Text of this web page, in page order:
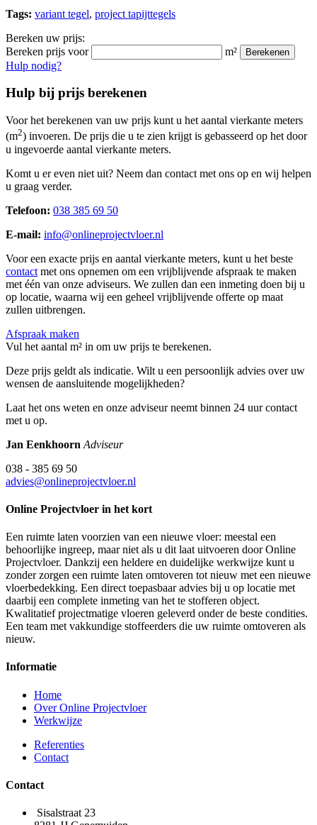
Tags: variant tegel, project tapijttegels
Bereken uw prijs:
Bereken prijs voor
m² Berekenen
Hulp nodig?
Hulp bij prijs berekenen
Voor het berekenen van uw prijs kunt u het aantal vierkante meters
(m2) invoeren. De prijs die u te zien krijgt is gebasseerd op het door
u ingevoerde aantal vierkante meters.
Komt u er even niet uit? Neem dan contact met ons op en wij helpen
u graag verder.
Telefoon: 038 385 69 50
E-mail: info@onlineprojectvloer.nl
Voor een exacte prijs en aantal vierkante meters, kunt u het beste
contact met ons opnemen om een vrijblijvende afspraak te maken
met één van onze adviseurs. We zullen dan een inmeting doen bij u
op locatie, waarna wij een geheel vrijblijvende offerte op maat
zullen uitbrengen.
Afspraak maken
Vul het aantal m² in om uw prijs te berekenen.
Deze prijs geldt als indicatie. Wilt u een persoonlijk advies over uw
wensen de aansluitende mogelijkheden?
Laat het ons weten en onze adviseur neemt binnen 24 uur contact
met u op.
Jan Eenkhoorn Adviseur
038 - 385 69 50
advies@onlineprojectvloer.nl
Online Projectvloer in het kort
Een ruimte laten voorzien van een nieuwe vloer: meestal een
behoorlijke ingreep, maar niet als u dit laat uitvoeren door Online
Projectvloer. Dankzij een heldere en duidelijke werkwijze kunt u
zonder zorgen een ruimte laten omtoveren tot nieuw met een nieuwe
vloerbedekking. Een direct toepasbaar advies bij u op locatie met
daarbij een complete inmeting van het te stofferen object.
Kwalitatief projectmatige vloeren geleverd onder de beste condities.
Een team met vakkundige stoffeerders die uw ruimte omtoveren als
nieuw.
Informatie
Home
Over Online Projectvloer
Werkwijze
Referenties
Contact
Contact
Sisalstraat 23